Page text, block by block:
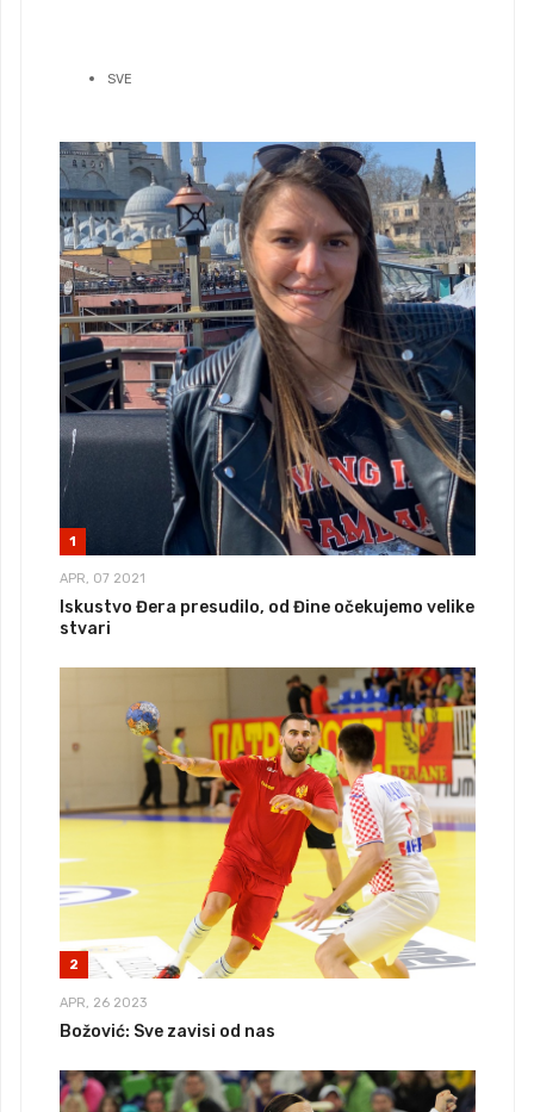
SVE
1
APR, 07 2021
Iskustvo Đera presudilo, od Đine očekujemo velike
stvari
2
APR, 26 2023
Božović: Sve zavisi od nas